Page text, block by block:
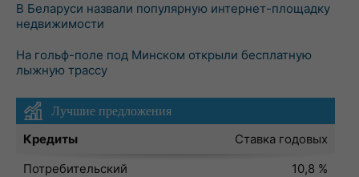
В Беларуси назвали популярную интернет-площадку
недвижимости
На гольф-поле под Минском открыли бесплатную
лыжную трассу
Лучшие предложения
Кредиты
Ставка годовых
Потребительский
10,8 %